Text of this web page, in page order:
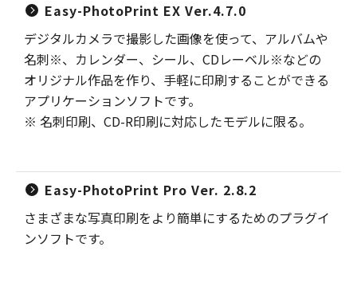
Easy-PhotoPrint EX Ver.4.7.0
デジタルカメラで撮影した画像を使って、アルバムや
名刺※、カレンダー、シール、CDレーベル※などの
オリジナル作品を作り、手軽に印刷することができる
アプリケーションソフトです。
※ 名刺印刷、CD-R印刷に対応したモデルに限る。
Easy-PhotoPrint Pro Ver. 2.8.2
さまざまな写真印刷をより簡単にするためのプラグイ
ンソフトです。